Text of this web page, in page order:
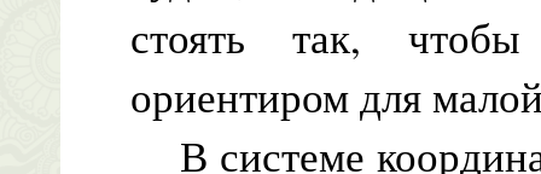
стоять так,
ориентиром для
В системе